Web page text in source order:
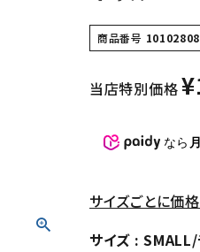
商品番号
当店特別価格¥
なら
サイズごとに価
サイズ
SMALL/